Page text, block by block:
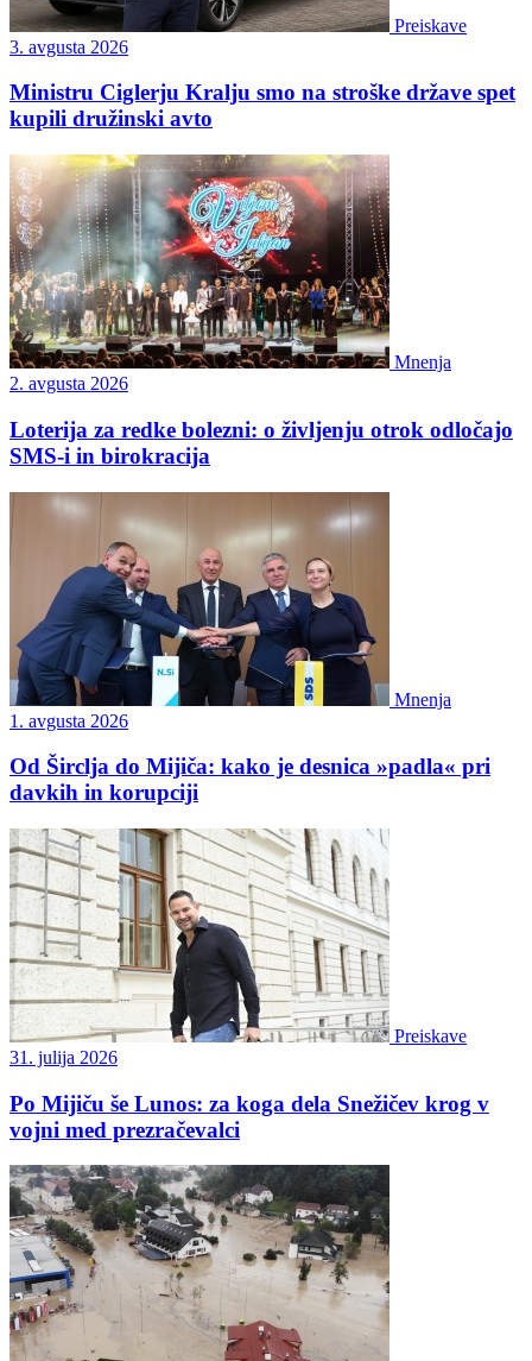
Preiskave
3. avgusta 2026
Ministru Ciglerju Kralju smo na stroške države spet
kupili družinski avto
Mnenja
2. avgusta 2026
Loterija za redke bolezni: o življenju otrok odločajo
SMS-i in birokracija
Mnenja
1. avgusta 2026
Od Širclja do Mijiča: kako je desnica »padla« pri
davkih in korupciji
Preiskave
31. julija 2026
Po Mijiču še Lunos: za koga dela Snežičev krog v
vojni med prezračevalci